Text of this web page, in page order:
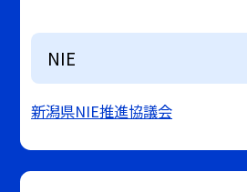
NIE
新潟県NIE推進協議会